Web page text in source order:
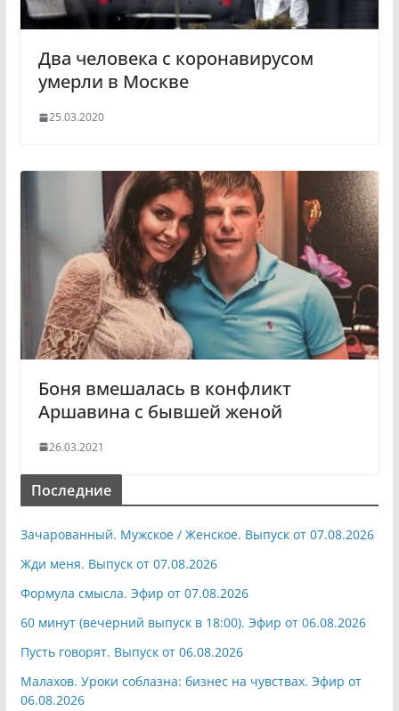
Два человека с коронавирусом
умерли в Москве
25.03.2020
Боня вмешалась в конфликт
Аршавина с бывшей женой
26.03.2021
Последние
Зачарованный. Мужское / Женское. Выпуск от 07.08.2026
Жди меня. Выпуск от 07.08.2026
Формула смысла. Эфир от 07.08.2026
60 минут (вечерний выпуск в 18:00). Эфир от 06.08.2026
Пусть говорят. Выпуск от 06.08.2026
Малахов. Уроки соблазна: бизнес на чувствах. Эфир от
06.08.2026